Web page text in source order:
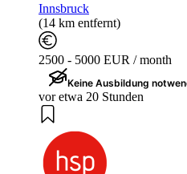
Innsbruck
(14 km entfernt)
2500 - 5000 EUR / month
Keine Ausbildung
vor etwa 20 Stunden